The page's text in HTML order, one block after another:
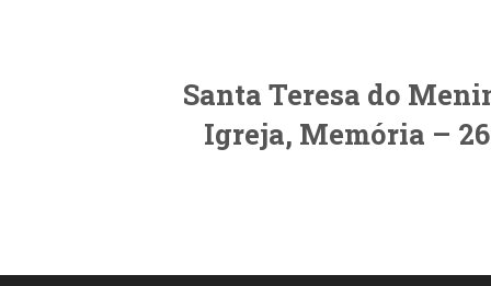
Santa Teresa do
Igreja, Memória –